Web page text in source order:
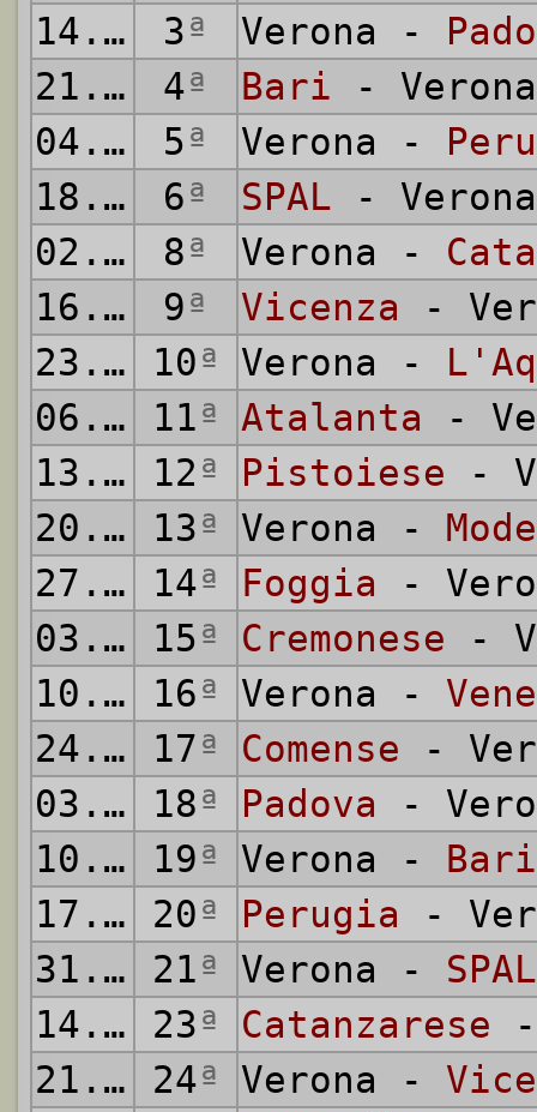
14.10.1934
3ª Verona -
21.10.1934
4ª Bari - Verona
04.11.1934
5ª Verona -
18.11.1934
6ª SPAL - Verona
02.12.1934
8ª Verona -
16.12.1934
9ª Vicenza -
23.12.1934
10ª Verona -
06.01.1935
11ª Atalanta -
13.01.1935
12ª Pistoiese -
20.01.1935
13ª Verona -
27.01.1935
14ª Foggia -
03.02.1935
15ª Cremonese -
10.02.1935
16ª Verona -
24.02.1935
17ª Comense -
03.03.1935
18ª Padova -
10.03.1935
19ª Verona - Bari
17.03.1935
20ª Perugia -
31.03.1935
21ª Verona - SPAL
14.04.1935
23ª Catanzarese -
21.04.1935
24ª Verona -